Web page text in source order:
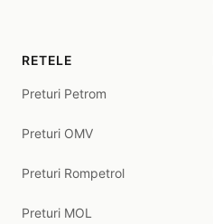
RETELE
Preturi Petrom
Preturi OMV
Preturi Rompetrol
Preturi MOL